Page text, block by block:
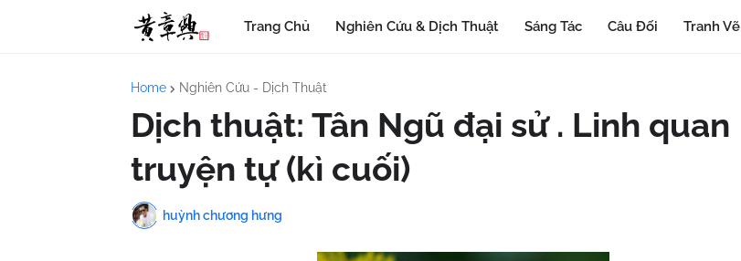
Trang Chủ Nghiên Cứu & Dịch Thuật Sáng Tác Câu Đối Tranh Vẽ
Home Nghiên Cứu - Dịch Thuật
Dịch thuật: Tân Ngũ đại sử . Linh quan
truyện tự (kì cuối)
huỳnh chương hưng